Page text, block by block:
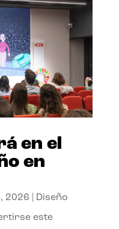
en el
en
2026 Diseño
este